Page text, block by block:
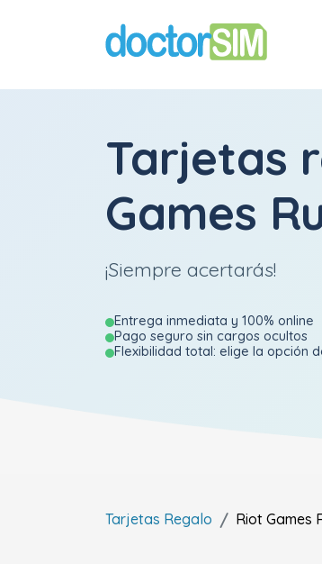
Tarjetas
Games
¡Siempre acertarás!
Entrega inmediata y 100% online
Pago seguro sin cargos ocultos
Flexibilidad total: elige la opción
Tarjetas Regalo Riot Games